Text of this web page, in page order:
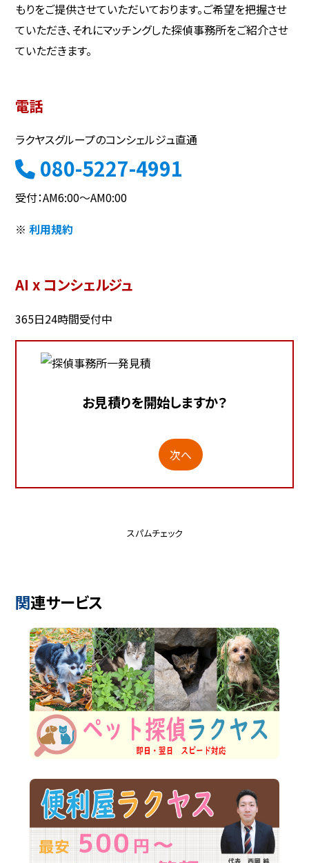
もりをご提供させていただいております。ご希望を把握させ
ていただき、それにマッチングした探偵事務所をご紹介させ
ていただきます。
電話
ラクヤスグループのコンシェルジュ直通
080-5227-4991
受付：AM6:00～AM0:00
※利用規約
AI x コンシェルジュ
365日24時間受付中
お見積りを開始しますか？
次へ
スパムチェック
関連サービス